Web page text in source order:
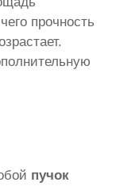
прочность
пучок